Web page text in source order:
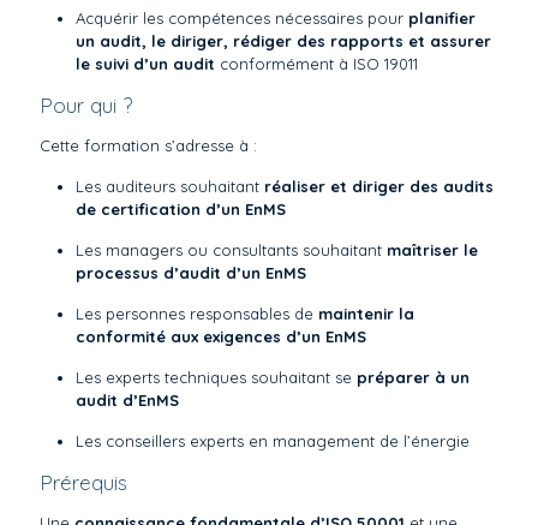
Acquérir les compétences nécessaires pour planifier
un audit, le diriger, rédiger des rapports et assurer
le suivi d’un audit conformément à ISO 19011
Pour qui ?
Cette formation s’adresse à :
Les auditeurs souhaitant réaliser et diriger des audits
de certification d’un EnMS
Les managers ou consultants souhaitant maîtriser le
processus d’audit d’un EnMS
Les personnes responsables de maintenir la
conformité aux exigences d’un EnMS
Les experts techniques souhaitant se préparer à un
audit d’EnMS
Les conseillers experts en management de l’énergie
Prérequis